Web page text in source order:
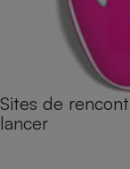
Sites de
lancer